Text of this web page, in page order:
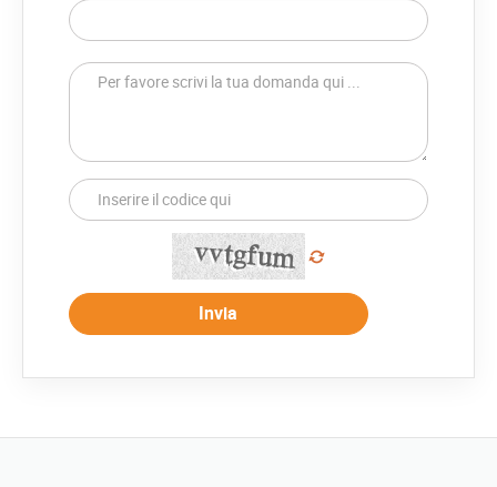
Invia